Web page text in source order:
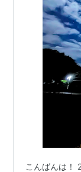
こんばんは！